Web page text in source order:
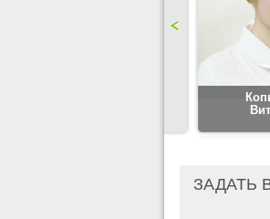
ЗАДАТЬ